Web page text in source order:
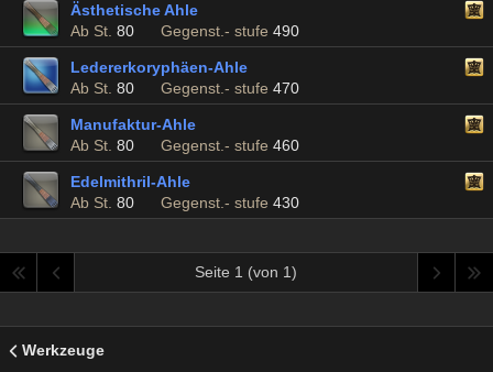
Ästhetische Ahle
Ab St. 80 Gegenst.- stufe 490
Ledererkoryphäen-Ahle
Ab St. 80 Gegenst.- stufe 470
Manufaktur-Ahle
Ab St. 80 Gegenst.- stufe 460
Edelmithril-Ahle
Ab St. 80 Gegenst.- stufe 430
Seite 1 (von 1)
Werkzeuge